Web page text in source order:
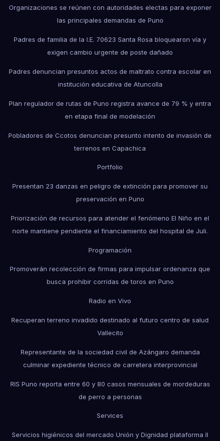
Organizaciones se reúnen con autoridades electas para exponer
las principales demandas de Puno
Padres de familia de la I.E. 70623 Santa Rosa bloquearon vía y
exigen cambio urgente de poste dañado
Padres denuncian presuntos actos de maltrato contra escolar en
institución educativa de Atuncolla
Plan regulador de rutas de Puno registra avance de 79 % y entra
en etapa final de modelación
Pobladores de Ccotos denuncian presunto intento de invasión de
terrenos en Capachica
Portfolio
Presentan 23 danzas en peligro de extinción para promover su
preservación en Puno
Priorización de recursos para atender el fenómeno El Niño en el
norte mantiene pendiente el financiamiento del hospital de Juli.
Programación
Promoverán recolección de firmas para impulsar ordenanza que
busca prohibir corridas de toros en Puno
Radio en Vivo
Recuperan terreno invadido destinado al futuro centro de salud
Vallecito
Representante de la sociedad civil de Azángaro demanda
culminar expediente técnico de carretera interprovincial
RIS Puno reporta entre 60 y 80 casos mensuales de mordeduras
de perro a personas
Services
Servicios higiénicos del mercado Unión y Dignidad plataforma II